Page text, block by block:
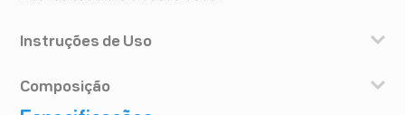
Instruções de Uso
refeição, 3 vezes ao dia durante dois minutos. Enxaguar
Composição